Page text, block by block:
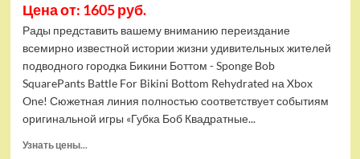
Цена от: 1605 руб.
Рады представить вашему вниманию переиздание
всемирно известной истории жизни удивительных жителей
подводного городка Бикини Боттом - Sponge Bob
SquarePants Battle For Bikini Bottom Rehydrated на Xbox
One! Сюжетная линия полностью соответствует событиям
оригинальной игры «Губка Боб Квадратные...
Узнать цены...